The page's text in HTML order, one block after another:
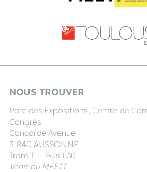
NOUS TROUVER
Parc des Expositions, Centre de
Congrès
Concorde Avenue
31840 AUSSONNE
Tram T1 – Bus L30
Venir au MEETT